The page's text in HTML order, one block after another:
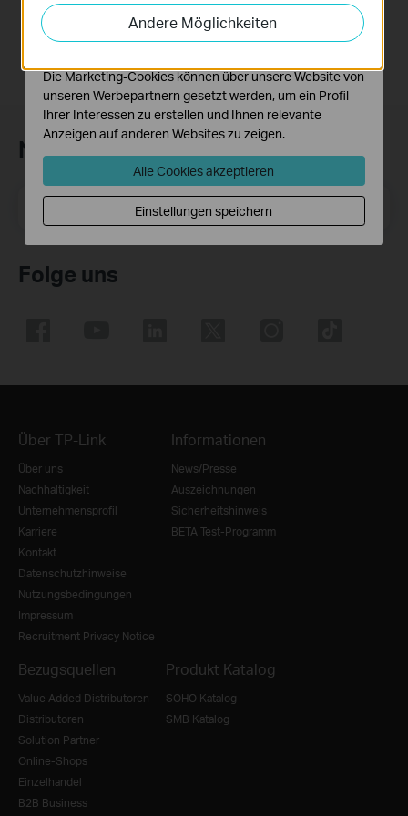
Newsletter abonnieren
E-Mail-Adresse
Folge uns
Über TP-Link
Über uns
Nachhaltigkeit
Unternehmensprofil
Karriere
Kontakt
Datenschutzhinweise
Nutzungsbedingungen
Impressum
Recruitment Privacy Notice
Informationen
News/Presse
Auszeichnungen
Sicherheitshinweis
BETA Test-Programm
Bezugsquellen
Value Added Distributoren
Distributoren
Solution Partner
Online-Shops
Einzelhandel
B2B Business
Produkt Katalog
SOHO Katalog
SMB Katalog
Andere Möglichkeiten
auf unserer Website zu analysieren, um die
Funktionsweise unserer Website zu verbessern und
Die Marketing-Cookies können über unsere Website von
unseren Werbepartnern gesetzt werden, um ein Profil
Ihrer Interessen zu erstellen und Ihnen relevante
Anzeigen auf anderen Websites zu zeigen.
Alle Cookies akzeptieren
Einstellungen speichern